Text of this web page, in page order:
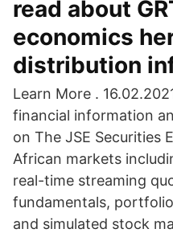
read about
economics
distribution
Learn More .
financial information
on The JSE Securities
African markets
real-time streaming
fundamentals,
and simulated stock